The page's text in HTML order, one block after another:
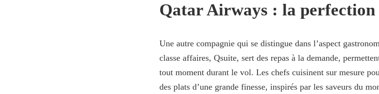
Qatar Airways : la perfection
Une autre compagnie qui se distingue dans l’aspect
classe affaires, Qsuite, sert des repas à la demande,
tout moment durant le vol. Les chefs cuisinent sur mesure
des plats d’une grande finesse, inspirés par les saveurs du